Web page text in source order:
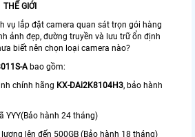
THẾ GIỚI
vụ lắp đặt camera quan sát trọn gói hàng
ảnh đẹp, đường truyền và lưu trữ ổn định
biết nên chọn loại camera nào?
Abao gồm:
chính hãng KX-DAi2K8104H3, bảo hành
YYY(Bảo hành 24 tháng)
lên đến 500GB (Bảo hành 18 tháng)